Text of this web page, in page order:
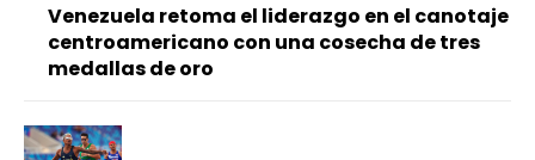
Venezuela retoma el liderazgo en el canotaje
centroamericano con una cosecha de tres
medallas de oro